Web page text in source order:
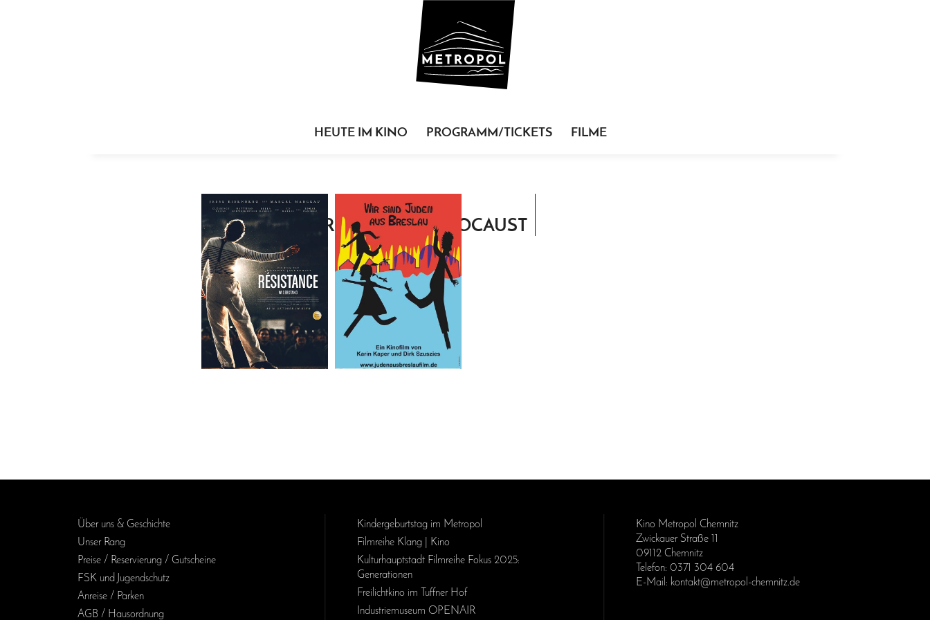
HEUTE IM KINO PROGRAMM/TICKETS FILME
SCHLAGWORTARCHIV: HOLOCAUST
Über uns & Geschichte
Unser Rang
Preise / Reservierung / Gutscheine
FSK und Jugendschutz
Anreise / Parken
AGB / Haus­ordnung
Kinder­geburts­tag im Metropol
Filmreihe Klang | Kino
Kulturhauptstadt Filmreihe Fokus 2025:
Generationen
Freilichtkino im Tuffner Hof
Industriemuseum OPENAIR
Kino Metropol Chemnitz
Zwickauer Straße 11
09112 Chemnitz
Telefon: 0371 304 604
E-Mail: kontakt@metropol-chemnitz.de